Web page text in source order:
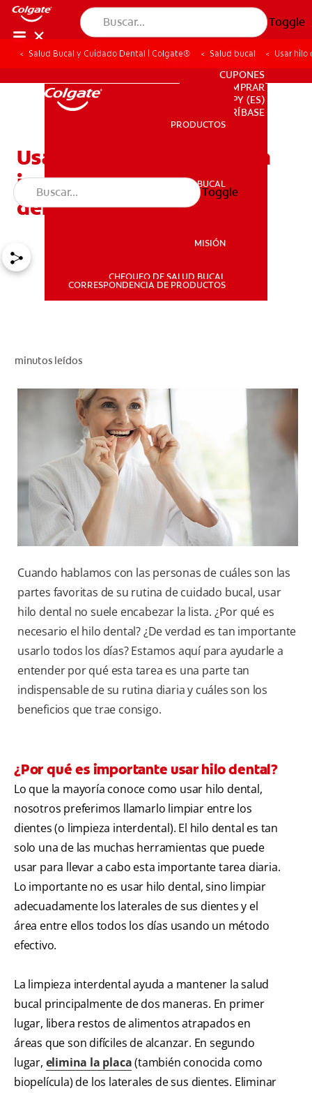
Toggle
PRODUCTOS
SALUD BUCAL
CUPONES
PARA PROFESIONALES
CUPONES
DONDE COMPRAR
PY (ES)
SUSCRÍBASE
PRODUCTOS
SALUD BUCAL
MISIÓN
CHEQUEO DE SALUD BUCAL
CORRESPONDENCIA DE PRODUCTOS
Toggle
Salud Bucal y Cuidado Dental | Colgate® Salud bucal Usar
Usar hilo dental: ¿Qué tan
importante es usar hilo
dental para usted?
minutos leídos
Cuando hablamos con las personas de cuáles son las
partes favoritas de su rutina de cuidado bucal, usar
hilo dental no suele encabezar la lista. ¿Por qué es
necesario el hilo dental? ¿De verdad es tan importante
usarlo todos los días? Estamos aquí para ayudarle a
entender por qué esta tarea es una parte tan
indispensable de su rutina diaria y cuáles son los
beneficios que trae consigo.
¿Por qué es importante usar hilo dental?
Lo que la mayoría conoce como usar hilo dental,
nosotros preferimos llamarlo limpiar entre los
dientes (o limpieza interdental). El hilo dental es tan
solo una de las muchas herramientas que puede
usar para llevar a cabo esta importante tarea diaria.
Lo importante no es usar hilo dental, sino limpiar
adecuadamente los laterales de sus dientes y el
área entre ellos todos los días usando un método
efectivo.
La limpieza interdental ayuda a mantener la salud
bucal principalmente de dos maneras. En primer
lugar, libera restos de alimentos atrapados en
áreas que son difíciles de alcanzar. En segundo
lugar, elimina la placa(también conocida como
biopelícula) de los laterales de sus dientes. Eliminar